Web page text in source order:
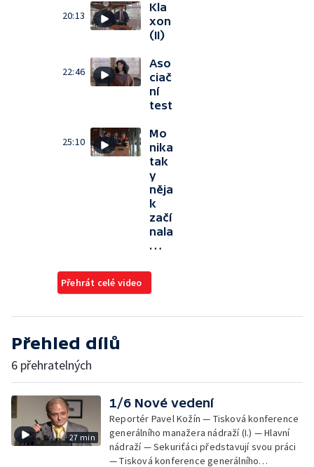
20:13
Kla
xon
(II)
22:46
Aso
ciač
ní
test
25:10
Mo
nika
tak
y
něja
k
začí
nala
…
Přehrát celé video
Přehled dílů
6 přehratelných
27 min
1/6 Nové vedení
Reportér Pavel Kožín — Tisková konference
generálního manažera nádraží (I.) — Hlavní
nádraží — Sekuriťáci představují svou práci
— Tisková konference generálního